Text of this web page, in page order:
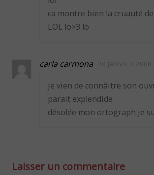
ca montre bien la cruauté
LOL lo>3 lo
carla carmona 20 JANVIER 2008
je vien de connâitre son
parait explendide
désolée mon ortograph je
Laisser un commentaire